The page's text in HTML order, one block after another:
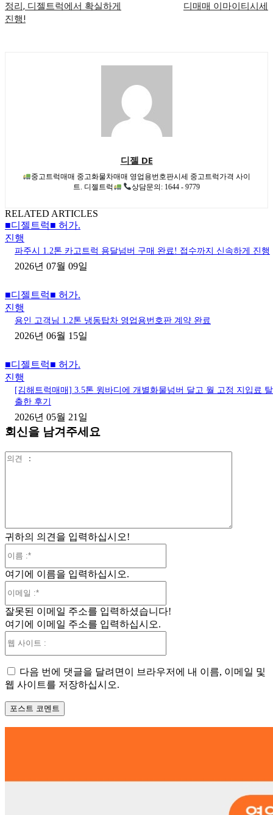
정리, 디젤트럭에서 확실하게
진행!
디매매 이마이티시세
디젤 DE
중고트럭매매 중고화물차매매 영업용번호판시세 중고트럭가격 사이
트. 디젤트럭
상담문의: 1644 - 9779
RELATED ARTICLES
■디젤트럭■ 허가.
진행
파주시 1.2톤 카고트럭 용달넘버 구매 완료! 접수까지 신속하게 진행
2026년 07월 09일
■디젤트럭■ 허가.
진행
용인 고객님 1.2톤 냉동탑차 영업용번호판 계약 완료
2026년 06월 15일
■디젤트럭■ 허가.
진행
[김해트럭매매] 3.5톤 윙바디에 개별화물넘버 달고 월 고정 지입료 탈
출한 후기
2026년 05월 21일
회신을 남겨주세요
귀하의 의견을 입력하십시오!
여기에 이름을 입력하십시오.
일
잘못된 이메일 주소를 입력하셨습니다!
여기에 이메일 주소를 입력하십시오.
트
다음 번에 댓글을 달려면이 브라우저에 내 이름, 이메일 및
웹 사이트를 저장하십시오.